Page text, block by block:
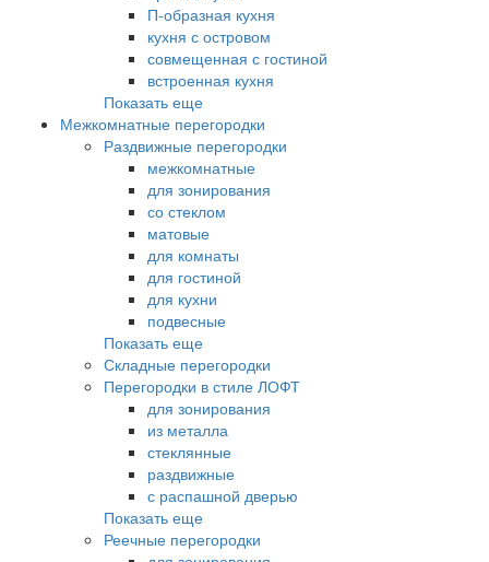
П-образная кухня
кухня с островом
совмещенная с гостиной
встроенная кухня
Показать еще
Межкомнатные перегородки
Раздвижные перегородки
межкомнатные
для зонирования
со стеклом
матовые
для комнаты
для гостиной
для кухни
подвесные
Показать еще
Складные перегородки
Перегородки в стиле ЛОФТ
для зонирования
из металла
стеклянные
раздвижные
с распашной дверью
Показать еще
Реечные перегородки